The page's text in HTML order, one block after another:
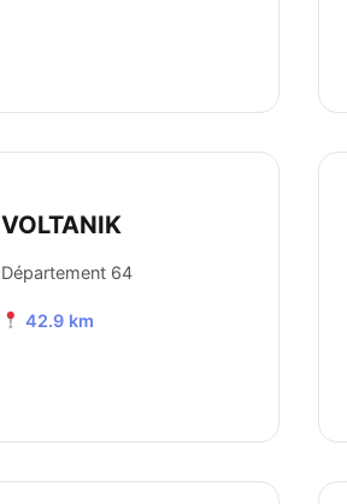
VOLTANIK
Département 64
42.9 km